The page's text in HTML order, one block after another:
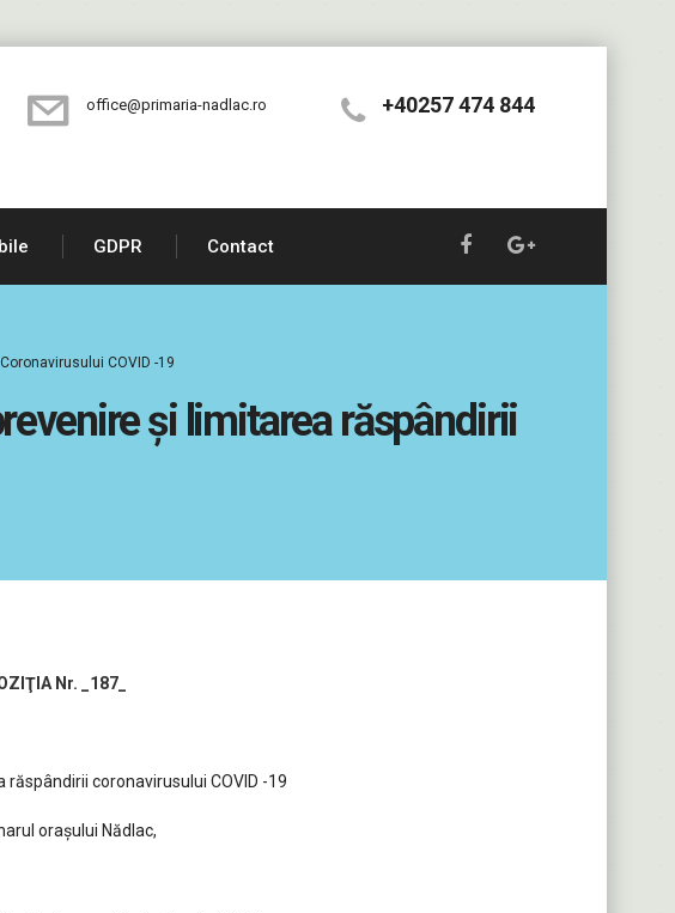
+40257 474 844
office@primaria-nadlac.ro
GDPR Contact
COVID -19
și limitarea răspândirii
Nr. _187_
coronavirusului COVID -19
oraşului Nădlac,